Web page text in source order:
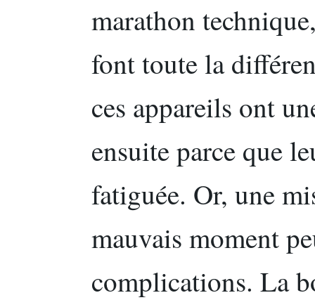
marathon
font toute la
ces appareils ont
ensuite parce que
fatiguée. Or, une
mauvais moment
complications. La